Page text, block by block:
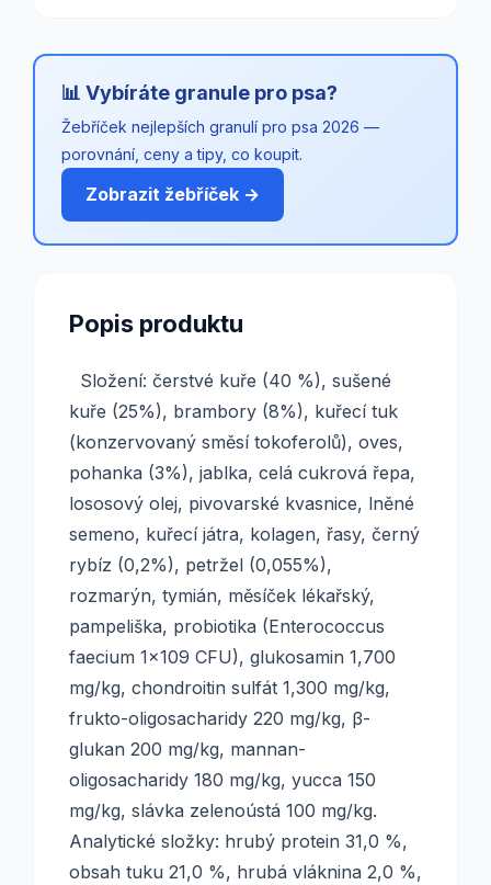
📊 Vybíráte granule pro psa?
Žebříček nejlepších granulí pro psa 2026 —
porovnání, ceny a tipy, co koupit.
Zobrazit žebříček →
Popis produktu
Složení: čerstvé kuře (40 %), sušené
kuře (25%), brambory (8%), kuřecí tuk
(konzervovaný směsí tokoferolů), oves,
pohanka (3%), jablka, celá cukrová řepa,
lososový olej, pivovarské kvasnice, lněné
semeno, kuřecí játra, kolagen, řasy, černý
rybíz (0,2%), petržel (0,055%),
rozmarýn, tymián, měsíček lékařský,
pampeliška, probiotika (Enterococcus
faecium 1x109 CFU), glukosamin 1,700
mg/kg, chondroitin sulfát 1,300 mg/kg,
frukto-oligosacharidy 220 mg/kg, β-
glukan 200 mg/kg, mannan-
oligosacharidy 180 mg/kg, yucca 150
mg/kg, slávka zelenoústá 100 mg/kg.
Analytické složky: hrubý protein 31,0 %,
obsah tuku 21,0 %, hrubá vláknina 2,0 %,